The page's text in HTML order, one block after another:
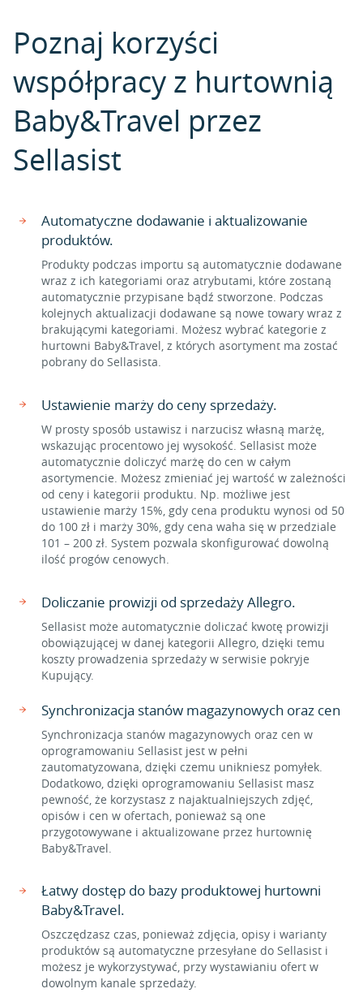
Poznaj korzyści
współpracy z hurtownią
Baby&Travel przez
Sellasist
Automatyczne dodawanie i aktualizowanie
produktów.
Produkty podczas importu są automatycznie dodawane
wraz z ich kategoriami oraz atrybutami, które zostaną
automatycznie przypisane bądź stworzone. Podczas
kolejnych aktualizacji dodawane są nowe towary wraz z
brakującymi kategoriami. Możesz wybrać kategorie z
hurtowni Baby&Travel, z których asortyment ma zostać
pobrany do Sellasista.
Ustawienie marży do ceny sprzedaży.
W prosty sposób ustawisz i narzucisz własną marżę,
wskazując procentowo jej wysokość. Sellasist może
automatycznie doliczyć marżę do cen w całym
asortymencie. Możesz zmieniać jej wartość w zależności
od ceny i kategorii produktu. Np. możliwe jest
ustawienie marży 15%, gdy cena produktu wynosi od 50
do 100 zł i marży 30%, gdy cena waha się w przedziale
101 – 200 zł. System pozwala skonfigurować dowolną
ilość progów cenowych.
Doliczanie prowizji od sprzedaży Allegro.
Sellasist może automatycznie doliczać kwotę prowizji
obowiązującej w danej kategorii Allegro, dzięki temu
koszty prowadzenia sprzedaży w serwisie pokryje
Kupujący.
Synchronizacja stanów magazynowych oraz cen
Synchronizacja stanów magazynowych oraz cen w
oprogramowaniu Sellasist jest w pełni
zautomatyzowana, dzięki czemu unikniesz pomyłek.
Dodatkowo, dzięki oprogramowaniu Sellasist masz
pewność, że korzystasz z najaktualniejszych zdjęć,
opisów i cen w ofertach, ponieważ są one
przygotowywane i aktualizowane przez hurtownię
Baby&Travel.
Łatwy dostęp do bazy produktowej hurtowni
Baby&Travel.
Oszczędzasz czas, ponieważ zdjęcia, opisy i warianty
produktów są automatyczne przesyłane do Sellasist i
możesz je wykorzystywać, przy wystawianiu ofert w
dowolnym kanale sprzedaży.